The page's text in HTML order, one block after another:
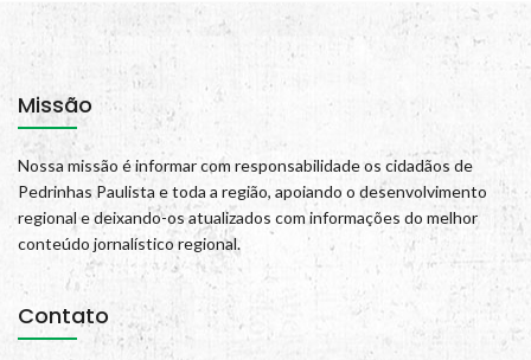
Missão
Nossa missão é informar com responsabilidade os cidadãos de
Pedrinhas Paulista e toda a região, apoiando o desenvolvimento
regional e deixando-os atualizados com informações do melhor
conteúdo jornalístico regional.
Contato